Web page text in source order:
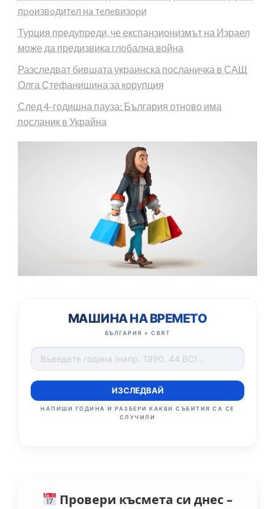
пpoизвoдитeл нa тeлeвизopи
Турция предупреди, че експанзионизмът на Израел
може да предизвика глобална война
Разследват бившата украинска посланичка в САЩ
Олга Стефанишина за корупция
След 4-годишна пауза: България отново има
посланик в Украйна
МАШИНА НА ВРЕМЕТО
БЪЛГАРИЯ + СВЯТ
ИЗСЛЕДВАЙ
НАПИШИ ГОДИНА И РАЗБЕРИ КАКВИ СЪБИТИЯ СА СЕ
СЛУЧИЛИ
Провери късмета си днес –